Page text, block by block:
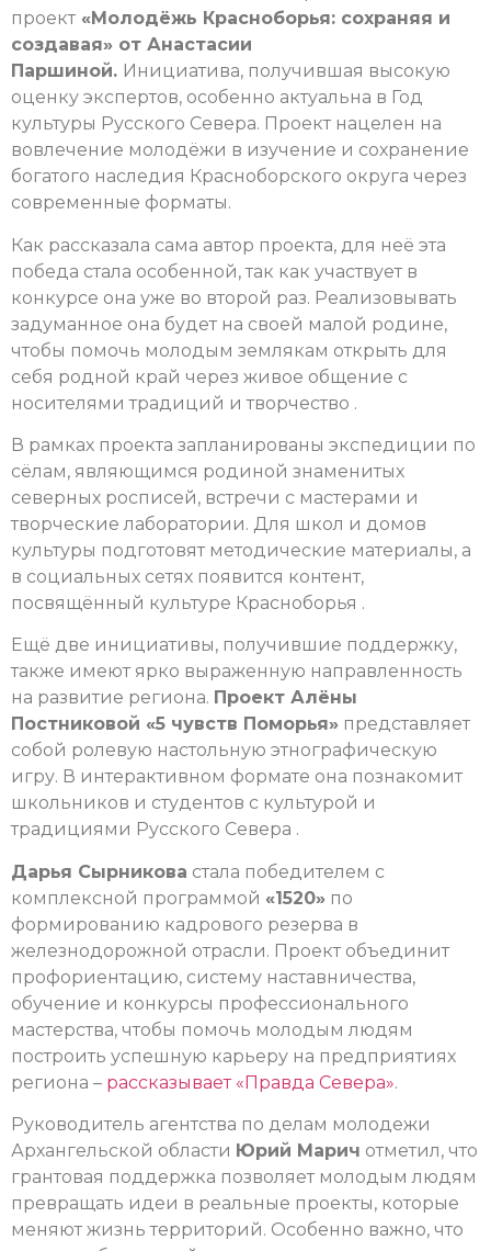
проект «Молодёжь Красноборья: сохраняя и
создавая» от Анастасии
Паршиной. Инициатива, получившая высокую
оценку экспертов, особенно актуальна в Год
культуры Русского Севера. Проект нацелен на
вовлечение молодёжи в изучение и сохранение
богатого наследия Красноборского округа через
современные форматы.
Как рассказала сама автор проекта, для неё эта
победа стала особенной, так как участвует в
конкурсе она уже во второй раз. Реализовывать
задуманное она будет на своей малой родине,
чтобы помочь молодым землякам открыть для
себя родной край через живое общение с
носителями традиций и творчество .
В рамках проекта запланированы экспедиции по
сёлам, являющимся родиной знаменитых
северных росписей, встречи с мастерами и
творческие лаборатории. Для школ и домов
культуры подготовят методические материалы, а
в социальных сетях появится контент,
посвящённый культуре Красноборья .
Ещё две инициативы, получившие поддержку,
также имеют ярко выраженную направленность
на развитие региона. Проект Алёны
Постниковой «5 чувств Поморья» представляет
собой ролевую настольную этнографическую
игру. В интерактивном формате она познакомит
школьников и студентов с культурой и
традициями Русского Севера .
Дарья Сырникова стала победителем с
комплексной программой «1520» по
формированию кадрового резерва в
железнодорожной отрасли. Проект объединит
профориентацию, систему наставничества,
обучение и конкурсы профессионального
мастерства, чтобы помочь молодым людям
построить успешную карьеру на предприятиях
региона – рассказывает «Правда Севера».
Руководитель агентства по делам молодежи
Архангельской области Юрий Марич отметил, что
грантовая поддержка позволяет молодым людям
превращать идеи в реальные проекты, которые
меняют жизнь территорий. Особенно важно, что